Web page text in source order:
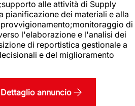
alle attività di Supply
pianificazione dei materiali e alla
di
l'elaborazione e l'analisi dei
di reportistica gestionale a
e del miglioramento
Dettaglio annuncio